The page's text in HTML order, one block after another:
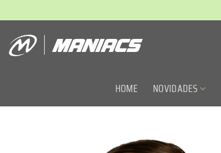
to
content
HOME NOVIDADES